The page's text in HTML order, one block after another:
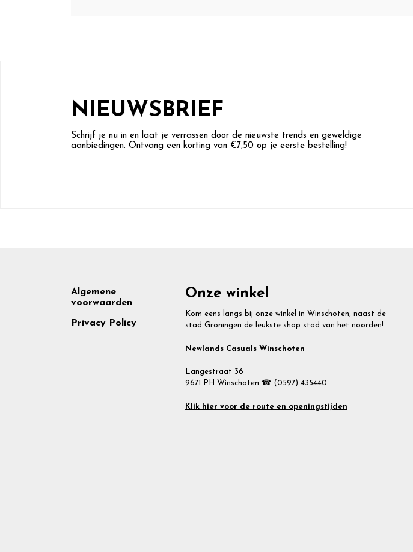
NIEUWSBRIEF
Schrijf je nu in en laat je verrassen door de nieuwste trends en geweldige
aanbiedingen. Ontvang een korting van €7,50 op je eerste bestelling!
Footer
Algemene
voorwaarden
Privacy Policy
Onze winkel
Kom eens langs bij onze winkel in Winschoten, naast de
stad Groningen de leukste shop stad van het noorden!
Newlands Casuals Winschoten
Langestraat 36
9671 PH Winschoten ☎ (0597) 435440
Klik hier voor de route en openingstijden